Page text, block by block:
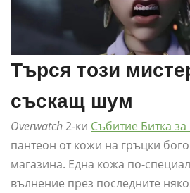
Търся този
съскащ шум
Overwatch2-ки Събитие Битка
пантеон от кожи на гръцки
магазина. Една кожа по-
вълнение през последните